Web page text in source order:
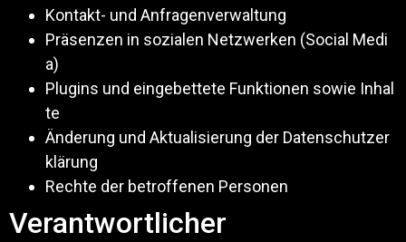
Kontakt- und Anfragenverwaltung
Präsenzen in sozialen Netzwerken (Social Medi
a)
Plugins und eingebettete Funktionen sowie Inhal
te
Änderung und Aktualisierung der Datenschutzer
klärung
Rechte der betroffenen Personen
Verantwortlicher